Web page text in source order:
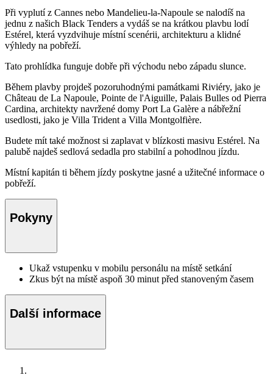
Při vyplutí z Cannes nebo Mandelieu-la-Napoule se nalodíš na
jednu z našich Black Tenders a vydáš se na krátkou plavbu lodí
Estérel, která vyzdvihuje místní scenérii, architekturu a klidné
výhledy na pobřeží.
Tato prohlídka funguje dobře při východu nebo západu slunce.
Během plavby projdeš pozoruhodnými památkami Riviéry, jako je
Château de La Napoule, Pointe de l'Aiguille, Palais Bulles od Pierra
Cardina, architekty navržené domy Port La Galère a nábřežní
usedlosti, jako je Villa Trident a Villa Montgolfière.
Budete mít také možnost si zaplavat v blízkosti masivu Estérel. Na
palubě najdeš sedlová sedadla pro stabilní a pohodlnou jízdu.
Místní kapitán ti během jízdy poskytne jasné a užitečné informace o
pobřeží.
Pokyny
Ukaž vstupenku v mobilu personálu na místě setkání
Zkus být na místě aspoň 30 minut před stanoveným časem
Další informace